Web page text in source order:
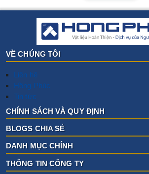
VỀ CHÚNG TÔI
Liên hệ
Hồng Phúc
Tin tức
CHÍNH SÁCH VÀ QUY ĐỊNH
BLOGS CHIA SẺ
DANH MỤC CHÍNH
THÔNG TIN CÔNG TY